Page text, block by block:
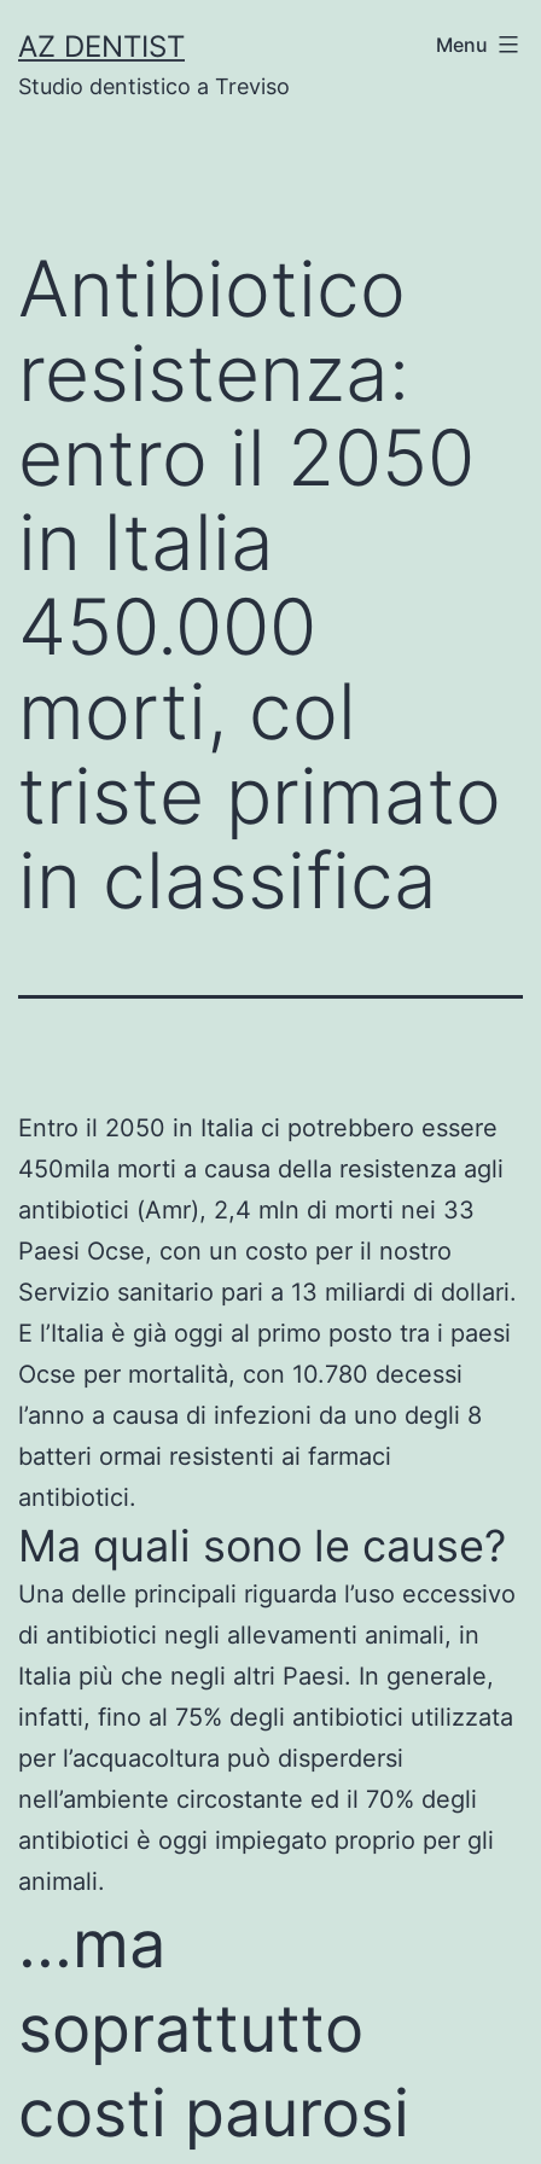
to
content
AZ DENTIST
Studio dentistico a Treviso
Menu
Antibiotico
resistenza:
entro il 2050
in Italia
450.000
morti, col
triste primato
in classifica
Entro il 2050 in Italia ci potrebbero essere
450mila morti a causa della resistenza agli
antibiotici (Amr), 2,4 mln di morti nei 33
Paesi Ocse, con un costo per il nostro
Servizio sanitario pari a 13 miliardi di dollari.
E l’Italia è già oggi al primo posto tra i paesi
Ocse per mortalità, con 10.780 decessi
l’anno a causa di infezioni da uno degli 8
batteri ormai resistenti ai farmaci
antibiotici.
Ma quali sono le cause?
Una delle principali riguarda l’uso eccessivo
di antibiotici negli allevamenti animali, in
Italia più che negli altri Paesi. In generale,
infatti, fino al 75% degli antibiotici utilizzata
per l’acquacoltura può disperdersi
nell’ambiente circostante ed il 70% degli
antibiotici è oggi impiegato proprio per gli
animali.
...ma
soprattutto
costi paurosi